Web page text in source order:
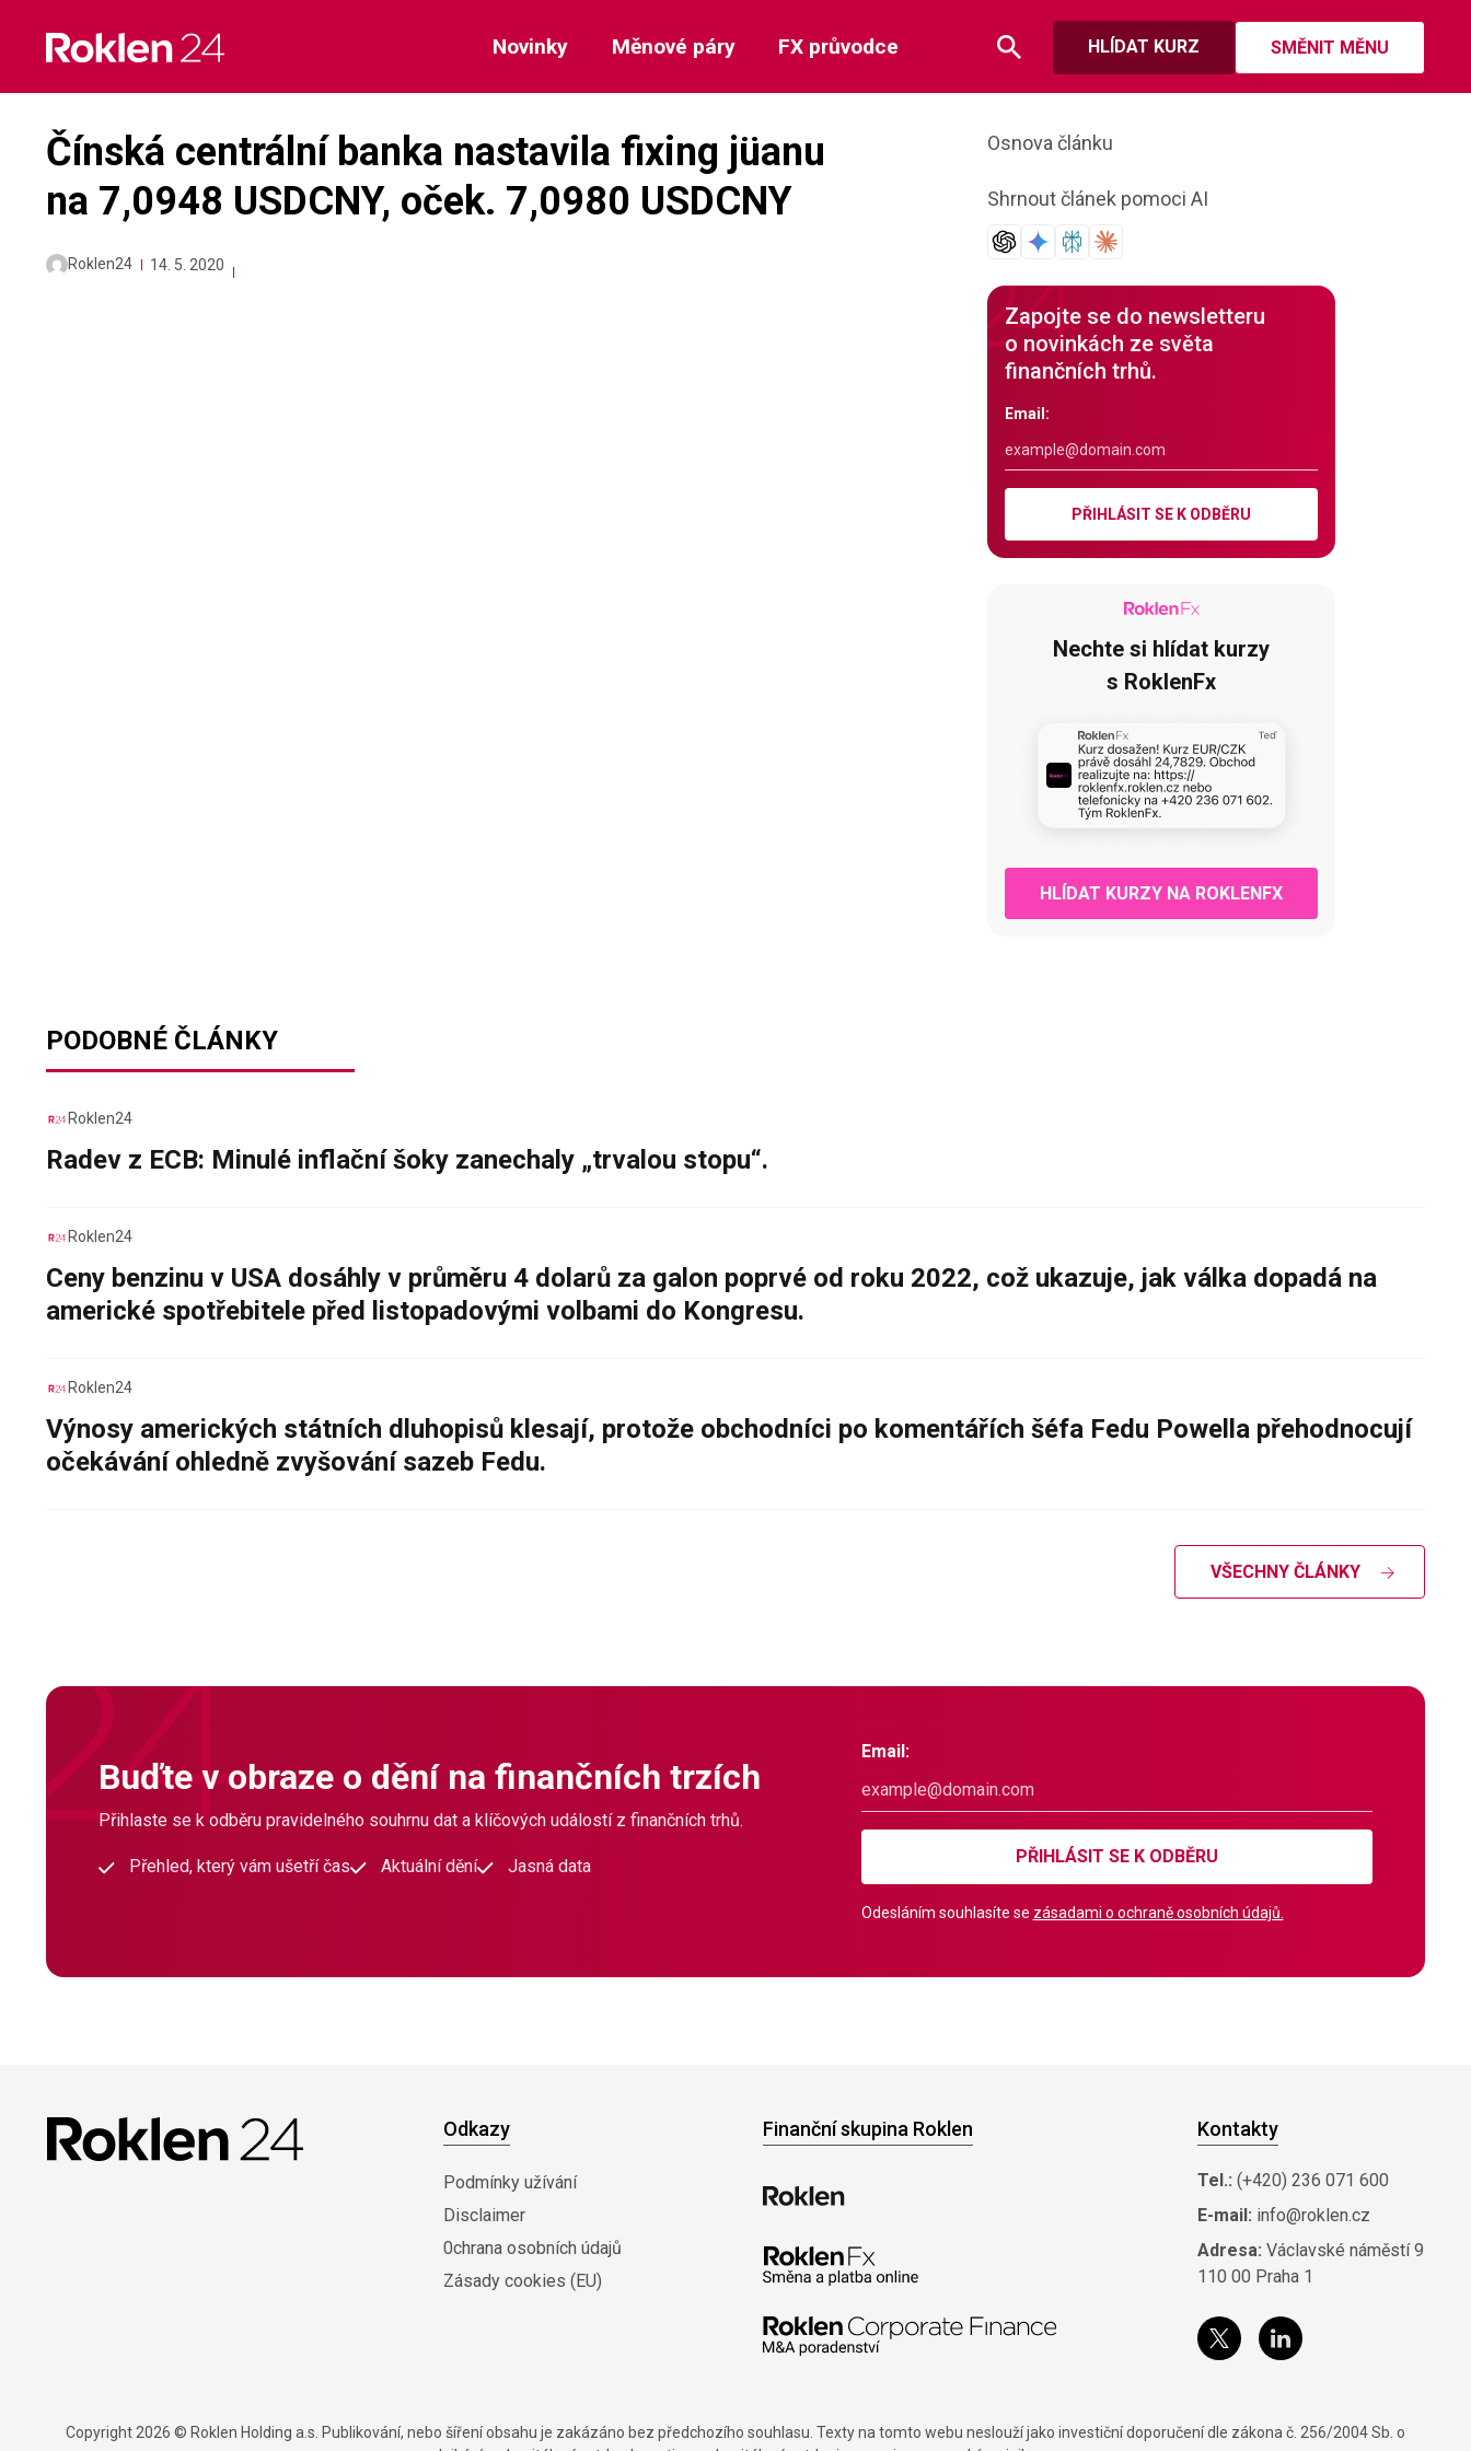
content
HLÍDAT KURZ SMĚNIT MĚNU
Novinky Měnové páry FX průvodce
Čínská centrální banka nastavila fixing jüanu
na 7,0948 USDCNY, oček. 7,0980 USDCNY
Roklen24 14. 5. 2020
Osnova článku
Shrnout článek pomoci AI
Zapojte se do newsletteru
o novinkách ze světa
finančních trhů.
Email:
PŘIHLÁSIT SE K ODBĚRU
Nechte si hlídat kurzy
s RoklenFx
HLÍDAT KURZY NA ROKLENFX
PODOBNÉ ČLÁNKY
Roklen24
Radev z ECB: Minulé inflační šoky zanechaly „trvalou stopu“.
Roklen24
Ceny benzinu v USA dosáhly v průměru 4 dolarů za galon poprvé od roku 2022, což ukazuje, jak válka dopadá na
americké spotřebitele před listopadovými volbami do Kongresu.
Roklen24
Výnosy amerických státních dluhopisů klesají, protože obchodníci po komentářích šéfa Fedu Powella přehodnocují
očekávání ohledně zvyšování sazeb Fedu.
VŠECHNY ČLÁNKY
Buďte v obraze o dění na finančních trzích
Přihlaste se k odběru pravidelného souhrnu dat a klíčových událostí z finančních trhů.
Přehled, který vám ušetří čas Aktuální dění Jasná data
Email:
PŘIHLÁSIT SE K ODBĚRU
Odesláním souhlasíte se zásadami o ochraně osobních údajů.
Odkazy
Podmínky užívání
Disclaimer
0chrana osobních údajů
Zásady cookies (EU)
Finanční skupina Roklen Kontakty
Tel.: (+420) 236 071 600
E-mail: info@roklen.cz
Adresa: Václavské náměstí 9
110 00 Praha 1
Copyright 2026 © Roklen Holding a.s. Publikování, nebo šíření obsahu je zakázáno bez předchozího souhlasu. Texty na tomto webu neslouží jako investiční doporučení dle zákona č. 256/2004 Sb. o